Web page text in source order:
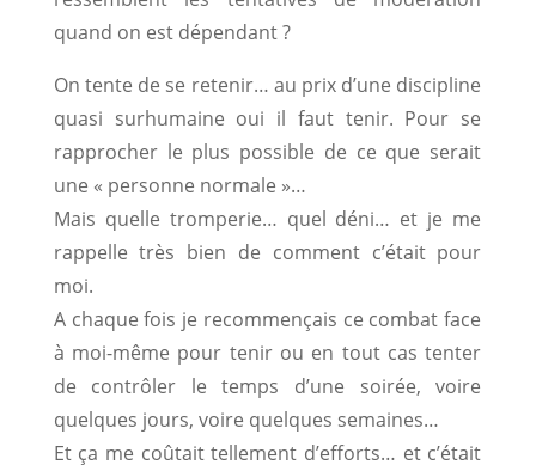
quand on est dépendant ?
On tente de se retenir… au prix d’une discipline
quasi surhumaine oui il faut tenir. Pour se
rapprocher le plus possible de ce que serait
une « personne normale »…
Mais quelle tromperie… quel déni… et je me
rappelle très bien de comment c’était pour
moi.
A chaque fois je recommençais ce combat face
à moi-même pour tenir ou en tout cas tenter
de contrôler le temps d’une soirée, voire
quelques jours, voire quelques semaines…
Et ça me coûtait tellement d’efforts… et c’était